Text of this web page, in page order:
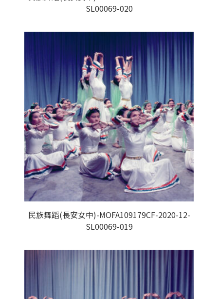
SL00069-020
民族舞蹈(長安女中)-MOFA109179CF-2020-12-
SL00069-019